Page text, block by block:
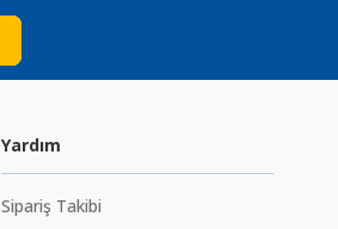
Yardım
Sipariş Takibi